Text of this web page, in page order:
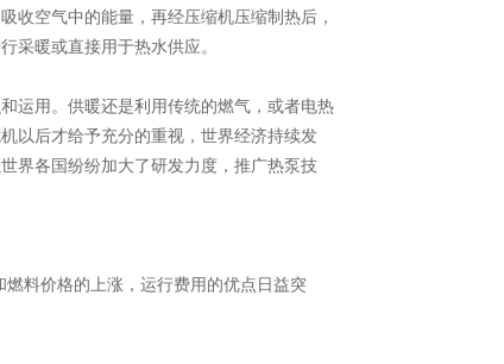
收空气中的能量，再经压缩机压缩制热后，
采暖或直接用于热水供应。
运用。供暖还是利用传统的燃气，或者电热
以后才给予充分的重视，世界经济持续发
界各国纷纷加大了研发力度，推广热泵技
料价格的上涨，运行费用的优点日益突